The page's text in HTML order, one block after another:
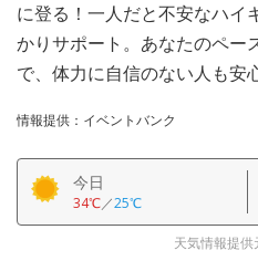
に登る！一人だと不安なハイ
かりサポート。あなたのペー
で、体力に自信のない人も安
情報提供：イベントバンク
今日
34℃／25℃
天気情報提